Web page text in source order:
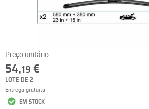
Preço unitário
54,19 €
LOTE DE 2
Entrega gratuita
EM STOCK